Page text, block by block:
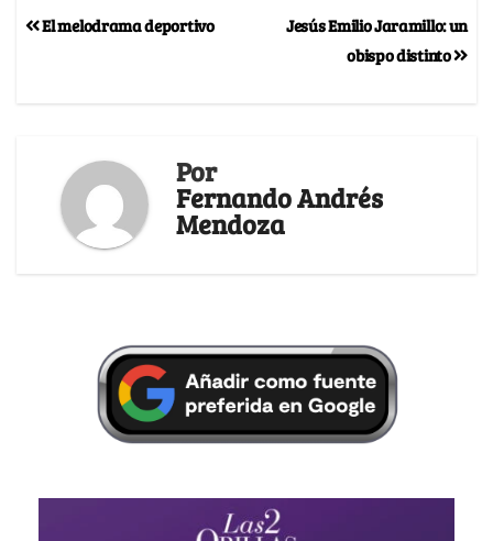
Jesús Emilio Jaramillo: un
obispo distinto
El melodrama deportivo
Por
Fernando Andrés
Mendoza